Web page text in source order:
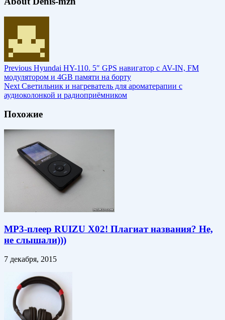
Previous Hyundai HY-110. 5″ GPS навигатор с AV-IN, FM
модулятором и 4GB памяти на борту
Next Светильник и нагреватель для ароматерапии с
аудиоколонкой и радиоприёмником
Похожие
MP3-плеер RUIZU X02! Плагиат названия? Не,
не слышали)))
7 декабря, 2015